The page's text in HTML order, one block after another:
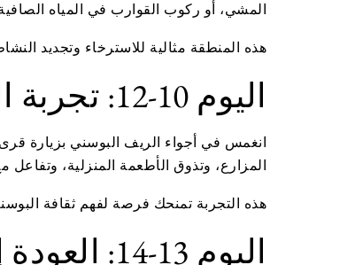
المشي، أو ركوب القوارب في المياه
هذه المنطقة مثالية للاسترخاء وتجديد
اليوم 10-12: تجربة الحياة الريفية في قرى جبل فلاشتيتسا
انغمس في أجواء الريف البوسني بزيارة
المزارع، وتذوق الأطعمة المنزلية، وتفاعل
هذه التجربة تمنحك فرصة لفهم ثقافة
اليوم 13-14: العودة إلى سراييفو والاستعداد للرحيل